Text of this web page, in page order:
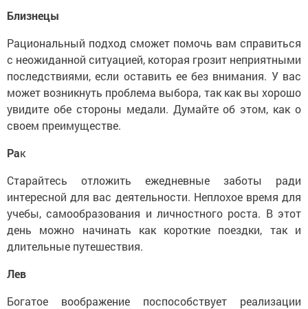
Близнецы
Рациональный подход сможет помочь вам справиться
с неожиданной ситуацией, которая грозит неприятными
последствиями, если оставить ее без внимания. У вас
может возникнуть проблема выбора, так как вы хорошо
увидите обе стороны медали. Думайте об этом, как о
своем преимуществе.
Рак
Старайтесь отложить ежедневные заботы ради
интересной для вас деятельности. Неплохое время для
учебы, самообразования и личностного роста. В этот
день можно начинать как короткие поездки, так и
длительные путешествия.
Лев
Богатое воображение поспособствует реализации